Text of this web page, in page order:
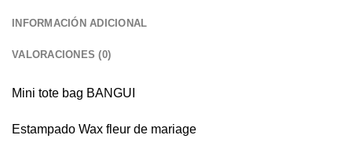
INFORMACIÓN ADICIONAL
VALORACIONES (0)
Mini tote bag BANGUI
Estampado Wax fleur de mariage